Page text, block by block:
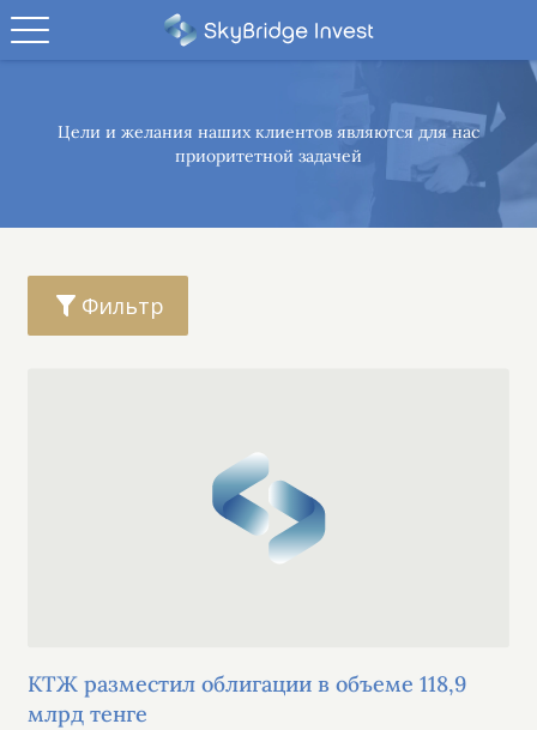
Цели и желания наших клиентов являются для нас
приоритетной задачей
Фильтр
КТЖ разместил облигации в объеме 118,9
млрд тенге